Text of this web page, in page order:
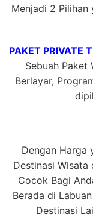
Penuh
Menjadi 2 Pilihan
PAKET PRIVATE
Sebuah Paket
Berlayar,
Dengan Harga
Destinasi Wisata
Cocok Bagi
Berada di
Destinasi